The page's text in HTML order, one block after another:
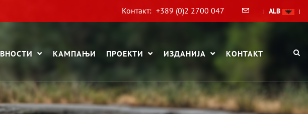
Контакт: +389 (0)2 2700 047 | ALB |
КАМПАЊИ ПРОЕКТИ ИЗДАНИЈА КОНТАКТ